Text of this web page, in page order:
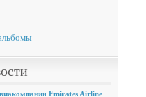
Emirates Airline